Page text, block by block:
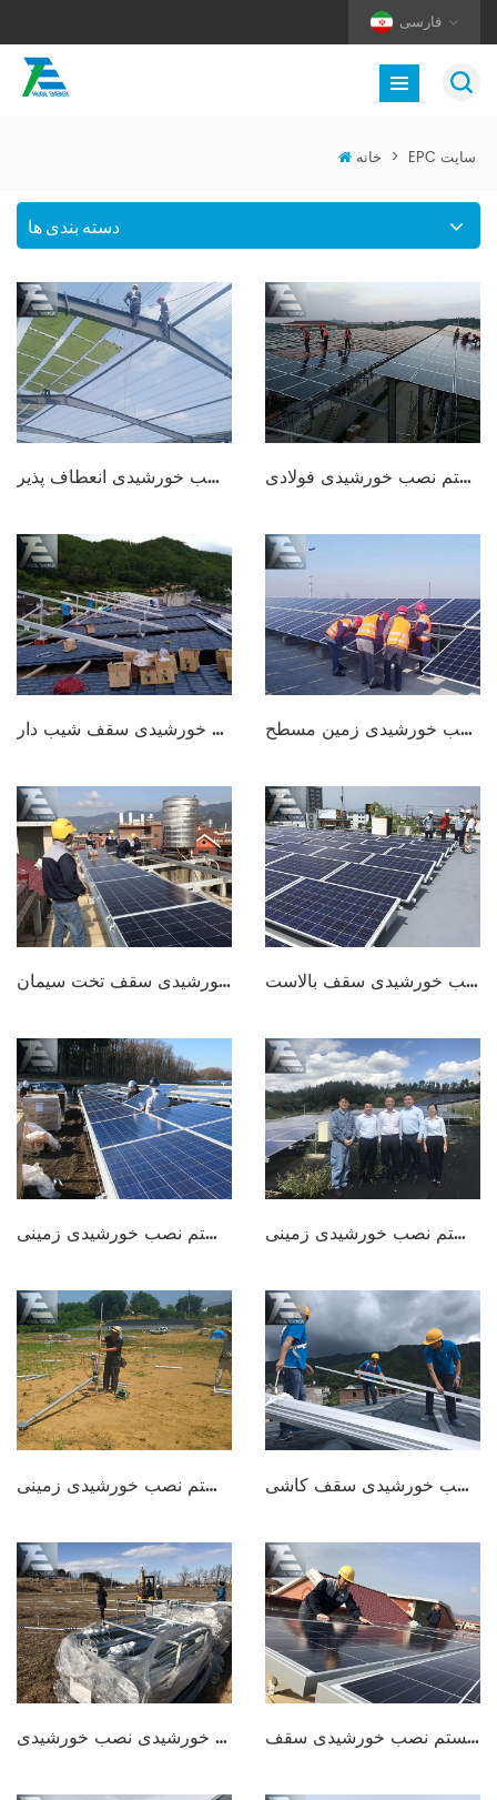
فارسی
خانه > EPC سایت
دسته بندی ها
سیستم نصب خورشیدی انعطاف پذیر سیستم نصب خورشیدی فولادی
سیستم نصب خورشیدی سقف شیب دار سیستم نصب خورشیدی زمین مسطح
سیستم نصب خورشیدی سقف تخت سیمان سیستم نصب خورشیدی سقف بالاست
سیستم نصب خورشیدی زمینی سیستم نصب خورشیدی زمینی
سیستم نصب خورشیدی زمینی سیستم نصب خورشیدی سقف کاشی
پیچ خورشیدی نصب خورشیدی سیستم نصب خورشیدی سقف